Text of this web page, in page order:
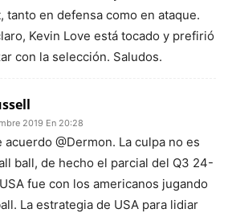
tanto en defensa como en ataque.
Kevin Love está tocado y prefirió
con la selección. Saludos.
2019 En 20:28
acuerdo @Dermon. La culpa no es
ball, de hecho el parcial del Q3 24-
fue con los americanos jugando
La estrategia de USA para lidiar